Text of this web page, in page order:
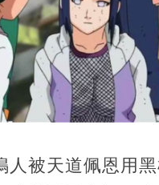
人被天道佩恩用